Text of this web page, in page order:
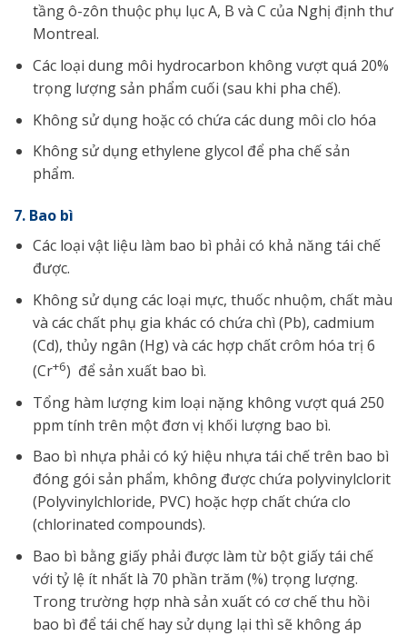
tầng ô-zôn thuộc phụ lục A, B và C của Nghị định thư
Montreal.
Các loại dung môi hydrocarbon không vượt quá 20%
trọng lượng sản phẩm cuối (sau khi pha chế).
Không sử dụng hoặc có chứa các dung môi clo hóa
Không sử dụng ethylene glycol để pha chế sản
phẩm.
7. Bao bì
Các loại vật liệu làm bao bì phải có khả năng tái chế
được.
Không sử dụng các loại mực, thuốc nhuộm, chất màu
và các chất phụ gia khác có chứa chì (Pb), cadmium
(Cd), thủy ngân (Hg) và các hợp chất crôm hóa trị 6
(Cr+6) để sản xuất bao bì.
Tổng hàm lượng kim loại nặng không vượt quá 250
ppm tính trên một đơn vị khối lượng bao bì.
Bao bì nhựa phải có ký hiệu nhựa tái chế trên bao bì
đóng gói sản phẩm, không được chứa polyvinylclorit
(Polyvinylchloride, PVC) hoặc hợp chất chứa clo
(chlorinated compounds).
Bao bì bằng giấy phải được làm từ bột giấy tái chế
với tỷ lệ ít nhất là 70 phần trăm (%) trọng lượng.
Trong trường hợp nhà sản xuất có cơ chế thu hồi
bao bì để tái chế hay sử dụng lại thì sẽ không áp